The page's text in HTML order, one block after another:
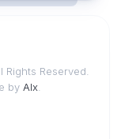
Reserved.
by Alx